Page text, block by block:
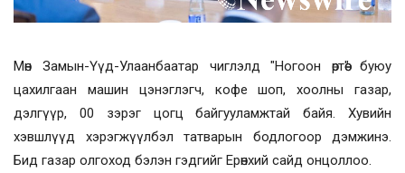
Мөн Замын-Үүд-Улаанбаатар чиглэлд "Ногоон өртөө" буюу
цахилгаан машин цэнэглэгч, кофе шоп, хоолны газар,
дэлгүүр, 00 зэрэг цогц байгууламжтай байя. Хувийн
хэвшлүүд хэрэгжүүлбэл татварын бодлогоор дэмжинэ.
Бид газар олгоход бэлэн гэдгийг Ерөнхий сайд онцоллоо.